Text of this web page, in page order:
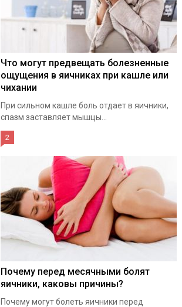
Что могут предвещать болезненные
ощущения в яичниках при кашле или
чихании
При сильном кашле боль отдает в яичники,
спазм заставляет мышцы...
2
Почему перед месячными болят
яичники, каковы причины?
Почему могут болеть яичники перед